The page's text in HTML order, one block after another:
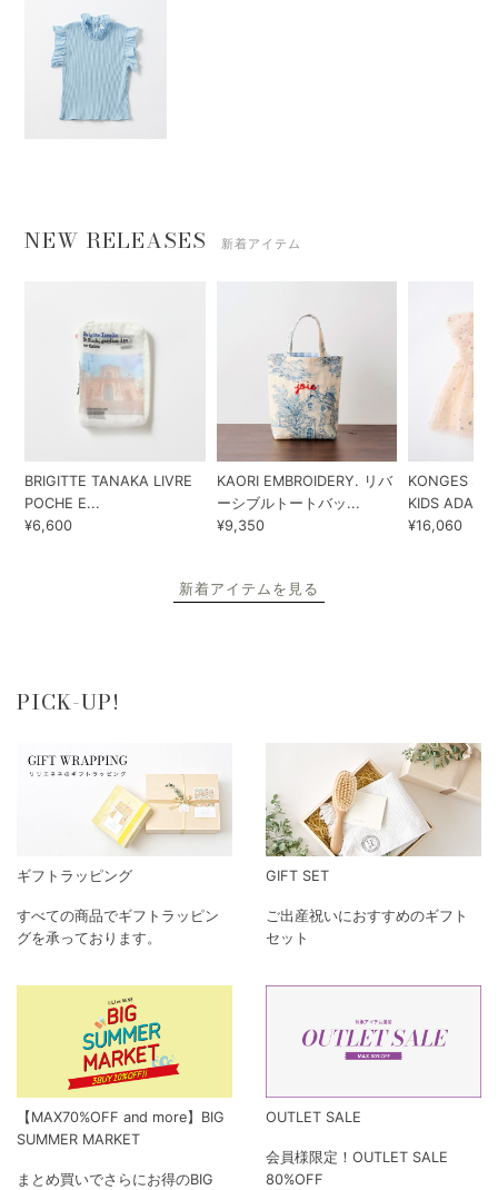
NEW RELEASES 新着アイテム
BRIGITTE TANAKA LIVRE
POCHE E...
¥6,600
KAORI EMBROIDERY. リバ
ーシブルトートバッ...
¥9,350
KONGES
KIDS ADA...
¥16,060
新着アイテムを見る
PICK-UP!
ギフトラッピング
すべての商品でギフトラッピン
グを承っております。
GIFT SET
ご出産祝いにおすすめのギフト
セット
【MAX70%OFF and more】BIG
SUMMER MARKET
まとめ買いでさらにお得のBIG
OUTLET SALE
会員様限定！OUTLET SALE
80%OFF